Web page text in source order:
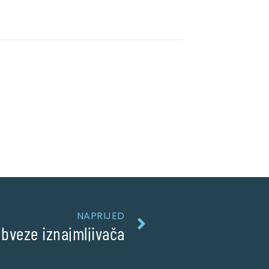
NAPRIJED
iznajmljivača